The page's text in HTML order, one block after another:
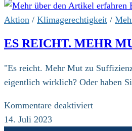
Aktion / Klimagerechtigkeit /
ES REICHT. MEHR
"Es reicht. Mehr Mut zu
eigentlich wirklich? Oder haben
Kommentare deaktiviertfür
14. Juli 2023